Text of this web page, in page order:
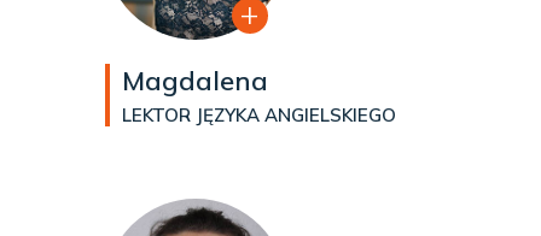
Magdalena
LEKTOR JĘZYKA ANGIELSKIEGO